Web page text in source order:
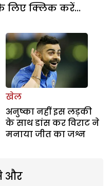
लिए क्लिक करें...
खेल
अनुष्का नहीं इस लड़की
के साथ डांस कर विराट ने
मनाया जीत का जश्न
और